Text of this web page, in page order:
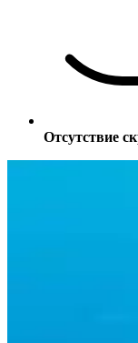
Отсутствие